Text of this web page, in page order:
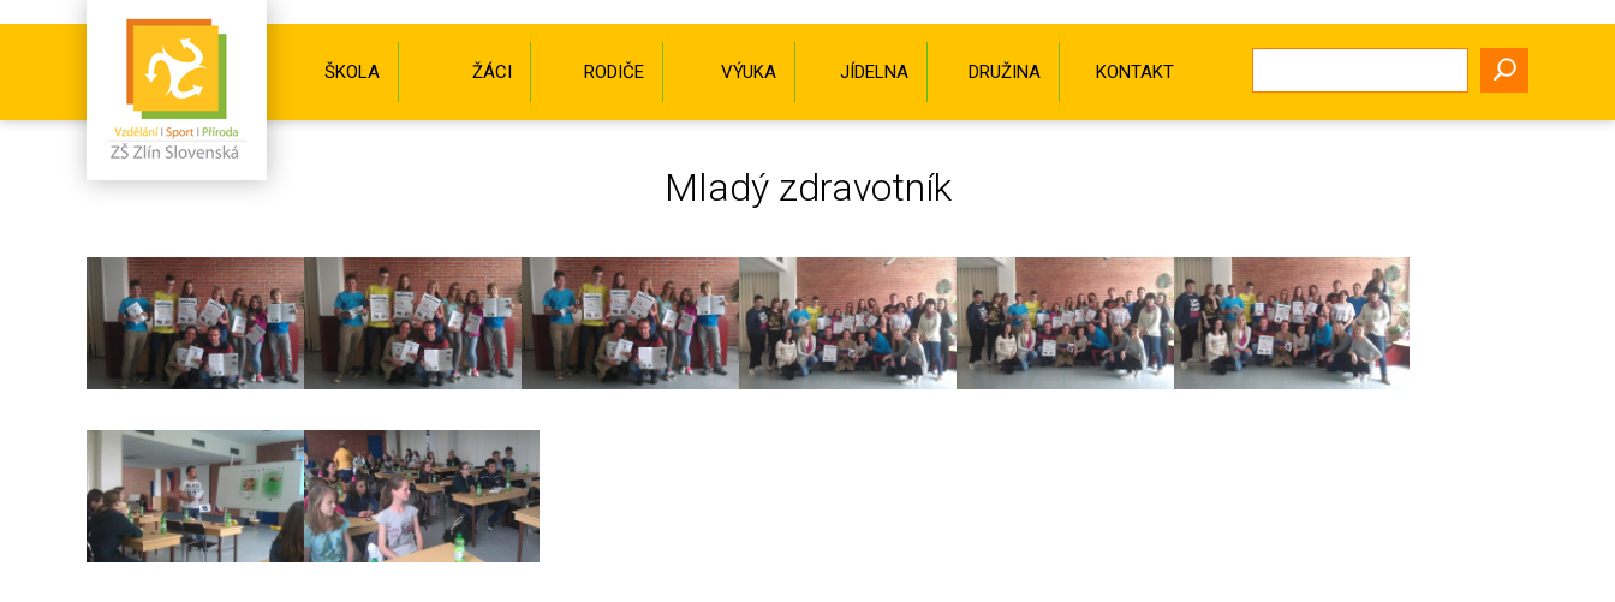
ŠKOLA ŽÁCI RODIČE VÝUKA JÍDELNA DRUŽINA KONTAKT
Mladý zdravotník